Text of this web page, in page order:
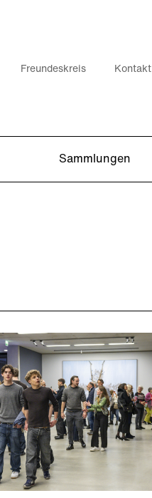
Freundeskreis Kontakt
Sammlungen